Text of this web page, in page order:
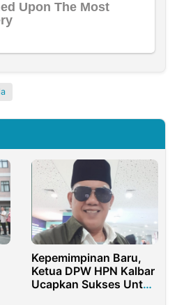
Kepemimpinan Baru,
Ketua DPW HPN Kalbar
Ucapkan Sukses Untuk